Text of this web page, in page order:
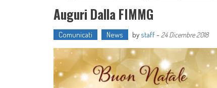
Auguri Dalla FIMMG
Comunicati News by staff- 24 Dicembre 2018